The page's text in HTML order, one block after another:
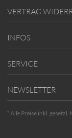
VERTRAG
INFOS
SERVICE
NEWSLETTER
* Alle Preise inkl.